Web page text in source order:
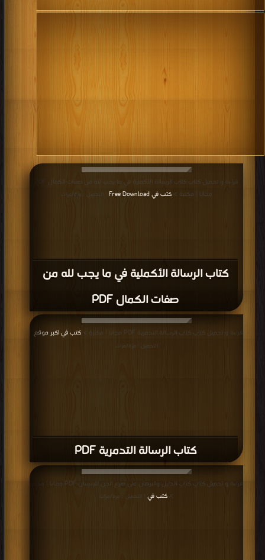
كتاب الرسالة الأكملية في ما يجب لله من
صفات الكمال PDF
مجانا | مكتبة >كتب في Free Download | التحميل : مرة/مرات
كتاب الرسالة التدمرية PDF
قراءة و تحميل كتاب كتاب الرسالة التدمرية PDF مجانا | مكتبة > كتب في اكبر موقع
التحميل : مرة/مرات
قراءة و تحميل كتاب كتاب الدليل والبرهان على صرع الجن للإنسان PDF مجانا | مكتبة
> كتب في | التحميل : مرة/مرات